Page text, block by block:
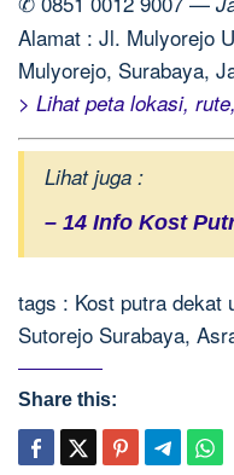
Alamat : Jl. Mulyorejo
Mulyorejo, Surabaya,
> Lihat peta lokasi,
Lihat juga :
– 14 Info Kost
tags : Kost putra dekat
Sutorejo Surabaya,
Share this: